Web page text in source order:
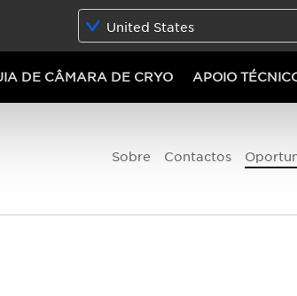
United States
DE CÂMARA DE CRYO APOIO
Sobre Contactos